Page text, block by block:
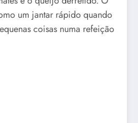
um jantar rápido quando
coisas numa refeição